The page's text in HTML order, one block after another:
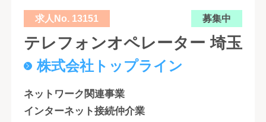
求人No. 13151 募集中
テレフォンオペレーター 埼玉
株式会社トップライン
ネットワーク関連事業
インターネット接続仲介業